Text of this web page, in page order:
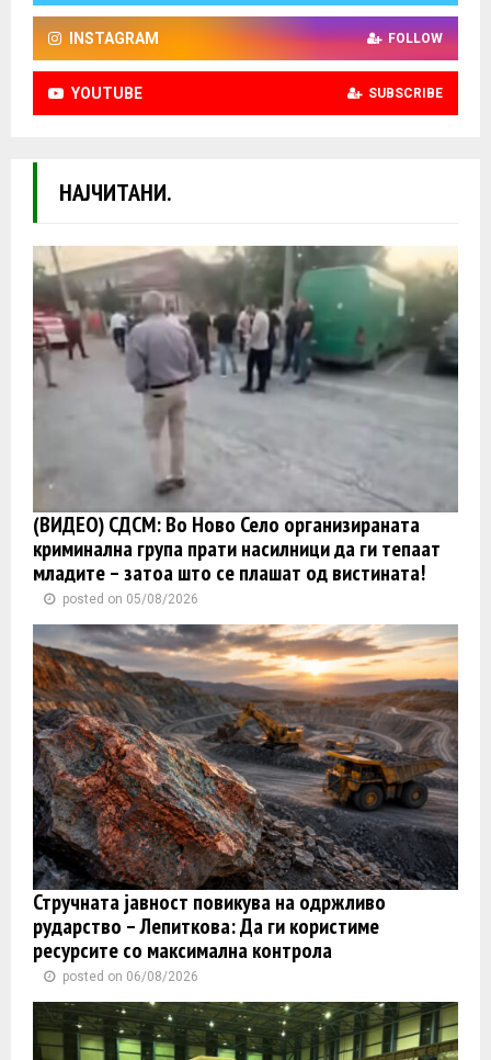
INSTAGRAM FOLLOW
YOUTUBE SUBSCRIBE
НАЈЧИТАНИ.
(ВИДЕО) СДСМ: Во Ново Село организираната
криминална група прати насилници да ги тепаат
младите – затоа што се плашат од вистината!
posted on 05/08/2026
Стручната јавност повикува на одржливо
рударство – Лепиткова: Да ги користиме
ресурсите со максимална контрола
posted on 06/08/2026